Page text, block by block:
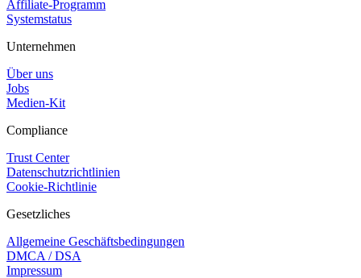
Affiliate-Programm
Systemstatus
Unternehmen
Über uns
Jobs
Medien-Kit
Compliance
Trust Center
Datenschutzrichtlinien
Cookie-Richtlinie
Gesetzliches
Allgemeine Geschäftsbedingungen
DMCA / DSA
Impressum